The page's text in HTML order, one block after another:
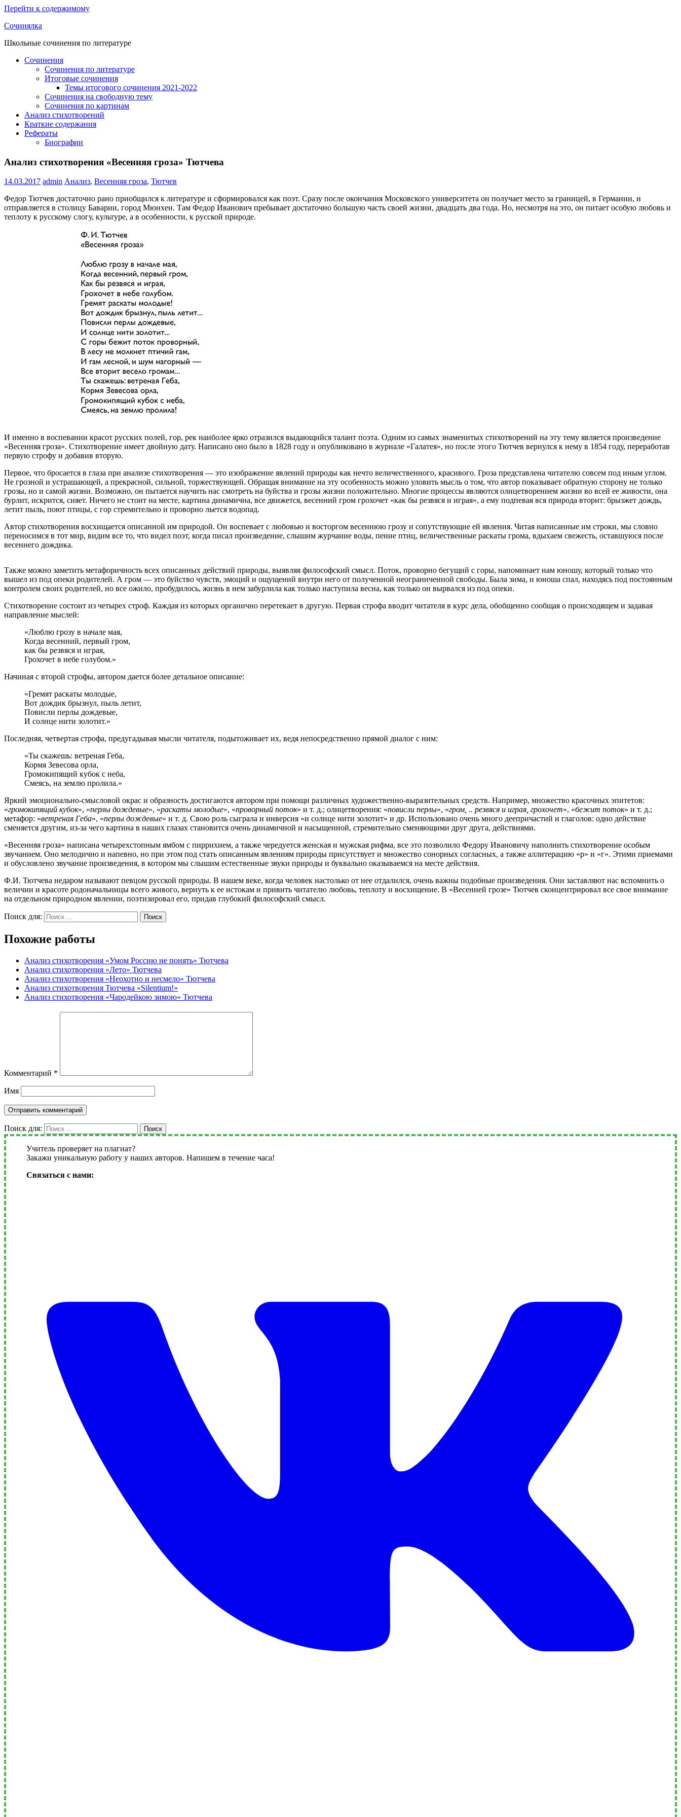
Перейти к содержимому
Сочинялка
Школьные сочинения по литературе
Сочинения
Сочинения по литературе
Итоговые сочинения
Темы итогового сочинения 2021-2022
Сочинения на свободную тему
Сочинения по картинам
Анализ стихотворений
Краткие содержания
Рефераты
Биографии
Анализ стихотворения «Весенняя гроза» Тютчева
14.03.2017 admin Анализ, Весенняя гроза, Тютчев
Федор Тютчев достаточно рано приобщился к литературе и сформировался как поэт. Сразу после окончания Московского университета он получает место за границей, в Германии, и
отправляется в столицу Баварии, город Мюнхен. Там Федор Иванович пребывает достаточно большую часть своей жизни, двадцать два года. Но, несмотря на это, он питает особую любовь и
теплоту к русскому слогу, культуре, а в особенности, к русской природе.
И именно в воспевании красот русских полей, гор, рек наиболее ярко отразился выдающийся талант поэта. Одним из самых знаменитых стихотворений на эту тему является произведение
«Весенняя гроза». Стихотворение имеет двойную дату. Написано оно было в 1828 году и опубликовано в журнале «Галатея», но после этого Тютчев вернулся к нему в 1854 году, переработав
первую строфу и добавив вторую.
Первое, что бросается в глаза при анализе стихотворения — это изображение явлений природы как нечто величественного, красивого. Гроза представлена читателю совсем под иным углом.
Не грозной и устрашающей, а прекрасной, сильной, торжествующей. Обращая внимание на эту особенность можно уловить мысль о том, что автор показывает обратную сторону не только
грозы, но и самой жизни. Возможно, он пытается научить нас смотреть на буйства и грозы жизни положительно. Многие процессы являются олицетворением жизни во всей ее живости, она
бурлит, искрится, сияет. Ничего не стоит на месте, картина динамична, все движется, весенний гром грохочет «как бы резвяся и играя», а ему подпевая вся природа вторит: брызжет дождь,
летит пыль, поют птицы, с гор стремительно и проворно льется водопад.
Автор стихотворения восхищается описанной им природой. Он воспевает с любовью и восторгом весеннюю грозу и сопутствующие ей явления. Читая написанные им строки, мы словно
переносимся в тот мир, видим все то, что видел поэт, когда писал произведение, слышим журчание воды, пение птиц, величественные раскаты грома, вдыхаем свежесть, оставшуюся после
весеннего дождика.
Также можно заметить метафоричность всех описанных действий природы, выявляя философский смысл. Поток, проворно бегущий с горы, напоминает нам юношу, который только что
вышел из под опеки родителей. А гром — это буйство чувств, эмоций и ощущений внутри него от полученной неограниченной свободы. Была зима, и юноша спал, находясь под постоянным
контролем своих родителей, но все ожило, пробудилось, жизнь в нем забурлила как только наступила весна, как только он вырвался из под опеки.
Стихотворение состоит из четырех строф. Каждая из которых органично перетекает в другую. Первая строфа вводит читателя в курс дела, обобщенно сообщая о происходящем и задавая
направление мыслей:
«Люблю грозу в начале мая,
Когда весенний, первый гром,
как бы резвяся и играя,
Грохочет в небе голубом.»
Начиная с второй строфы, автором дается более детальное описание:
«Гремят раскаты молодые,
Вот дождик брызнул, пыль летит,
Повисли перлы дождевые,
И солнце нити золотит.»
Последняя, четвертая строфа, предугадывая мысли читателя, подытоживает их, ведя непосредственно прямой диалог с ним:
«Ты скажешь: ветреная Геба,
Кормя Зевесова орла,
Громокипящий кубок с неба,
Смеясь, на землю пролила.»
Яркий эмоционально-смысловой окрас и образность достигаются автором при помощи различных художественно-выразительных средств. Например, множество красочных эпитетов:
«громокипящий кубок», «перлы дождевые», «раскаты молодые», «проворный поток» и т. д.; олицетворения: «повисли перлы», «гром, .. резвяся и играя, грохочет», «бежит поток» и т. д.;
метафор: «ветреная Геба», «перлы дождевые» и т. д. Свою роль сыграла и инверсия «и солнце нити золотит» и др. Использовано очень много деепричастий и глаголов: одно действие
сменяется другим, из-за чего картина в наших глазах становится очень динамичной и насыщенной, стремительно сменяющими друг друга, действиями.
«Весенняя гроза» написана четырехстопным ямбом с пиррихием, а также чередуется женская и мужская рифма, все это позволило Федору Ивановичу наполнить стихотворение особым
звучанием. Оно мелодично и напевно, но при этом под стать описанным явлениям природы присутствует и множество сонорных согласных, а также аллитерацию «р» и «г». Этими приемами
и обусловлено звучание произведения, в котором мы слышим естественные звуки природы и буквально оказываемся на месте действия.
Ф.И. Тютчева недаром называют певцом русской природы. В нашем веке, когда человек настолько от нее отдалился, очень важны подобные произведения. Они заставляют нас вспомнить о
величии и красоте родоначальницы всего живого, вернуть к ее истокам и привить читателю любовь, теплоту и восхищение. В «Весенней грозе» Тютчев сконцентрировал все свое внимание
на отдельном природном явлении, поэтизировал его, придав глубокий философский смысл.
Поиск для: Поиск
Похожие работы
Анализ стихотворения «Умом Россию не понять» Тютчева
Анализ стихотворения «Лето» Тютчева
Анализ стихотворения «Неохотно и несмело» Тютчева
Анализ стихотворения Тютчева «Silentium!»
Анализ стихотворения «Чародейкою зимою» Тютчева
Комментарий *
Имя
Поиск для: Поиск
Учитель проверяет на плагиат?
Закажи уникальную работу у наших авторов. Напишем в течение часа!
Связаться с нами: